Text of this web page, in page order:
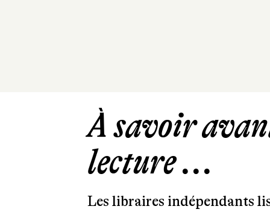
À savoir
lecture ...
Les libraires indépendants